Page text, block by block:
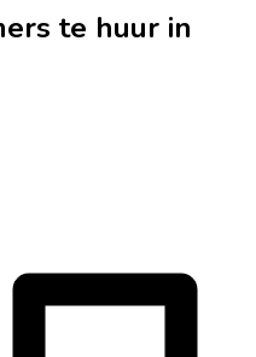
te huur in